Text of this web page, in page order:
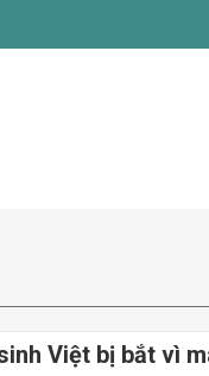
Việt bị bắt vì